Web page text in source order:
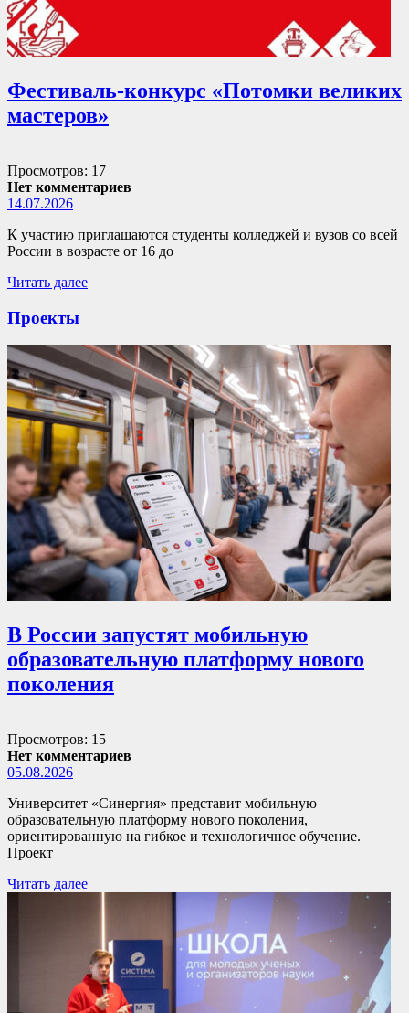
Фестиваль-конкурс «Потомки великих
мастеров»
Просмотров: 17
Нет комментариев
14.07.2026
К участию приглашаются студенты колледжей и вузов со всей
России в возрасте от 16 до
Читать далее
Проекты
В России запустят мобильную
образовательную платформу нового
поколения
Просмотров: 15
Нет комментариев
05.08.2026
Университет «Синергия» представит мобильную
образовательную платформу нового поколения,
ориентированную на гибкое и технологичное обучение.
Проект
Читать далее